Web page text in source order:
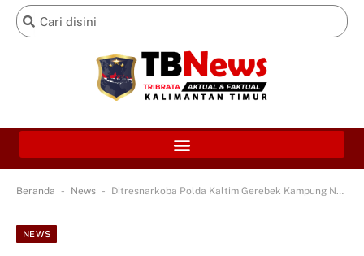
Beranda - News - Ditresnarkoba Polda Kaltim Gerebek Kampung Narkoba di Gang Kedondong Samarinda, Dua Tersangka Diamankan
NEWS